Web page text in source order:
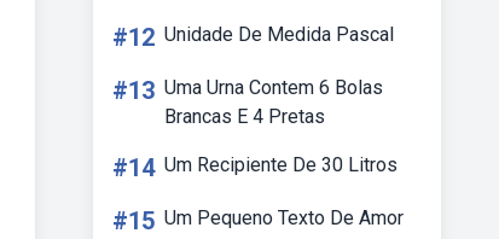
#12 Unidade De Medida Pascal
#13 Uma Urna Contem 6 Bolas
Brancas E 4 Pretas
#14 Um Recipiente De 30 Litros
#15 Um Pequeno Texto De Amor